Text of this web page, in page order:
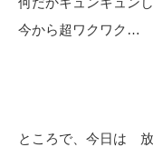
今から超ワクワク…
ところで、今日は